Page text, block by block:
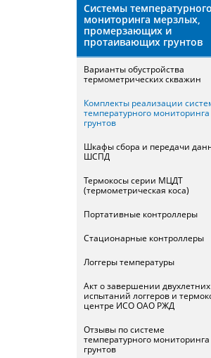
Системы температурного
мониторинга мерзлых,
промерзающих и
протаивающих грунтов
Варианты обустройства
термометрических скважин
Комплекты реализации
температурного мониторинга
грунтов
Шкафы сбора и передачи
ШСПД
Термокосы серии МЦДТ
(термометрическая коса)
Портативные контроллеры
Стационарные контроллеры
Логгеры температуры
Акт о завершении двухлетних
испытаний логгеров и
центре ИСО ОАО РЖД
Отзывы по системе
температурного мониторинга
грунтов